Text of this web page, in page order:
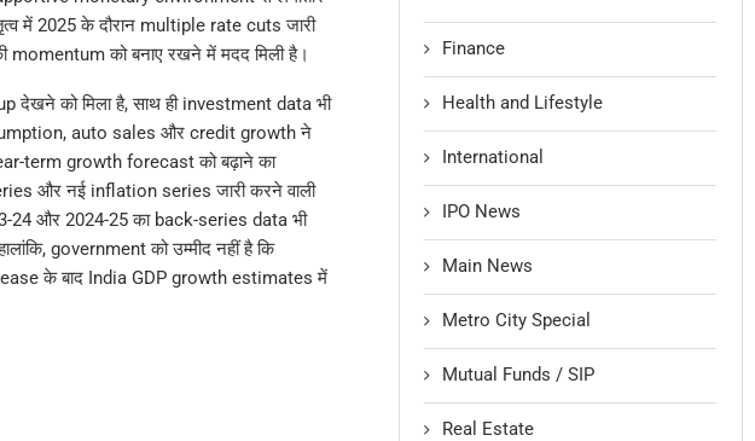
में 2025 के दौरान multiple rate cuts जारी
को बनाए रखने में मदद मिली है।
को मिला है, साथ ही investment data भी
auto sales और credit growth ने
term growth forecast को बढ़ाने का
और नई inflation series जारी करने वाली
और 2024-25 का back-series data भी
government को उम्मीद नहीं है कि
के बाद India GDP growth estimates में
Finance
Health and Lifestyle
International
IPO News
Main News
Metro City Special
Mutual Funds / SIP
Real Estate